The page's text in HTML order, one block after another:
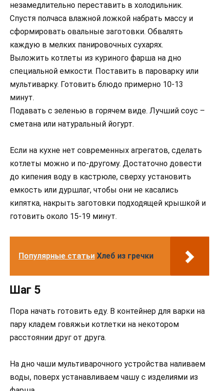
незамедлительно переставить в холодильник.
Спустя полчаса влажной ложкой набрать массу и
сформировать овальные заготовки. Обвалять
каждую в мелких панировочных сухарях.
Выложить котлеты из куриного фарша на дно
специальной емкости. Поставить в пароварку или
мультиварку. Готовить блюдо примерно 10-13
минут.
Подавать с зеленью в горячем виде. Лучший соус –
сметана или натуральный йогурт.
Если на кухне нет современных агрегатов, сделать
котлеты можно и по-другому. Достаточно довести
до кипения воду в кастрюле, сверху установить
емкость или дуршлаг, чтобы они не касались
кипятка, накрыть заготовки подходящей крышкой и
готовить около 15-19 минут.
Популярные статьи Хлеб из гречки
Шаг 5
Пора начать готовить еду. В контейнер для варки на
пару кладем говяжьи котлетки на некотором
расстоянии друг от друга.
На дно чаши мультиварочного устройства наливаем
воды, поверх устанавливаем чашу с изделиями из